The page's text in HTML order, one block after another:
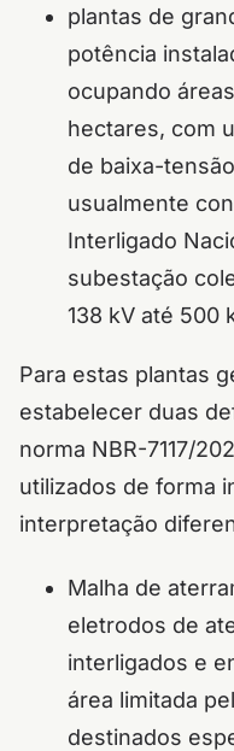
plantas de
potência
ocupando
hectares, com
de baixa-
usualmente
Interligado
subestação
138 kV até 500
Para estas plantas
estabelecer duas
norma NBR-7117/
utilizados de forma
interpretação
Malha de
eletrodos de
interligados e
área limitada
destinados